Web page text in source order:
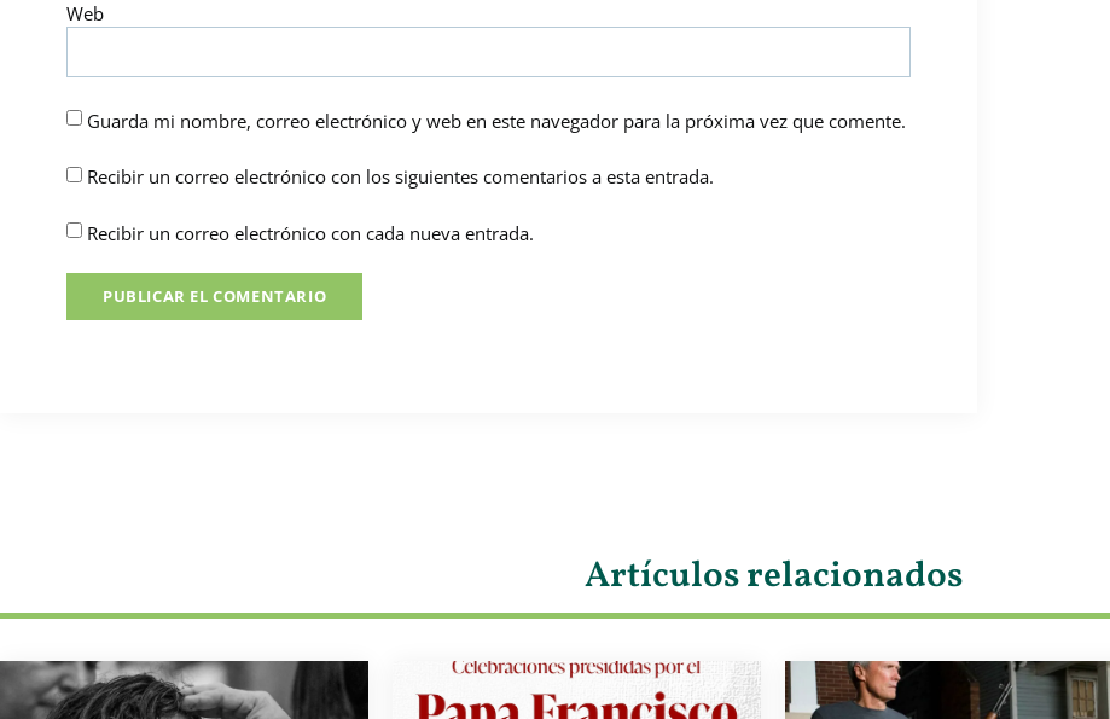
Web
Guarda mi nombre, correo electrónico y web en este navegador para la próxima vez que comente.
Recibir un correo electrónico con los siguientes comentarios a esta entrada.
Recibir un correo electrónico con cada nueva entrada.
Artículos relacionados